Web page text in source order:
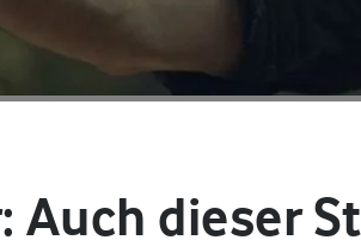
Auch dieser